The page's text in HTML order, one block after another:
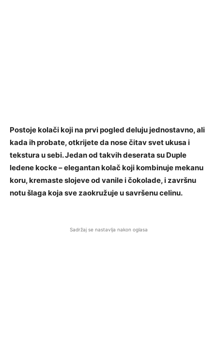
Postoje kolači koji na prvi pogled deluju jednostavno, ali
kada ih probate, otkrijete da nose čitav svet ukusa i
tekstura u sebi. Jedan od takvih deserata su Duple
ledene kocke – elegantan kolač koji kombinuje mekanu
koru, kremaste slojeve od vanile i čokolade, i završnu
notu šlaga koja sve zaokružuje u savršenu celinu.
Sadržaj se nastavlja nakon oglasa